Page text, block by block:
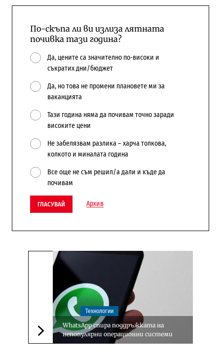
По-скъпа ли ви излиза лятната
почивка тази година?
Да, цените са значително по-високи и
съкратих дни/бюджет
Да, но това не промени плановете ми за
ваканцията
Тази година няма да почивам точно заради
високите цени
Не забелязвам разлика – харча толкова,
колкото и миналата година
Все още не съм решил/а дали и къде да
почивам
ГЛАСУВАЙ Архив
Следваща новина
Технологии
WhatsApp спира поддръжката на
непопулярни операционни системи